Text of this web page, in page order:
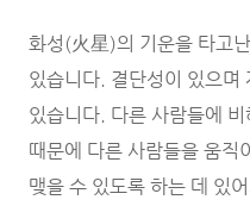
화성(火星)의 기운을 타고
있습니다. 결단성이 있으며
있습니다. 다른 사람들에
때문에 다른 사람들을 움직
맺을 수 있도록 하는 데 있